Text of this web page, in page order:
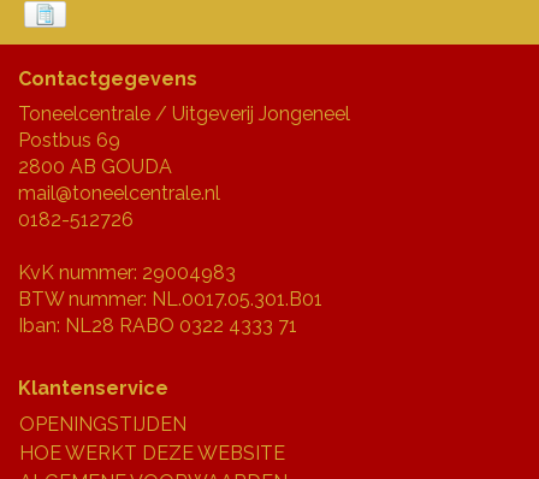
Contactgegevens
Toneelcentrale / Uitgeverij Jongeneel
Postbus 69
2800 AB GOUDA
mail@toneelcentrale.nl
0182-512726
KvK nummer: 29004983
BTW nummer: NL.0017.05.301.B01
Iban: NL28 RABO 0322 4333 71
Klantenservice
OPENINGSTIJDEN
HOE WERKT DEZE WEBSITE